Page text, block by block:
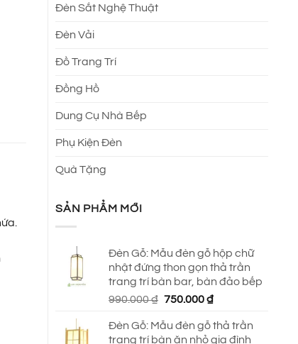
Đèn Sắt Nghệ Thuật
Đèn Vải
Đồ Trang Trí
Đồng Hồ
Dung Cụ Nhà Bếp
Phụ Kiện Đèn
Quà Tặng
SẢN PHẨM MỚI
Đèn Gỗ: Mẫu đèn gỗ hộp chữ
nhật đứng thon gọn thả trần
trang trí bàn bar, bàn đảo bếp
990.000₫ Giá
là:
750.000₫Giá
tại
Đèn Gỗ: Mẫu đèn gỗ thả trần
trang trí bàn ăn nhỏ gia đình